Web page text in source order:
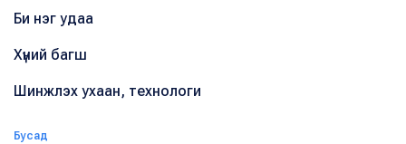
Би нэг удаа
Хүний багш
Шинжлэх ухаан, технологи
Бусад